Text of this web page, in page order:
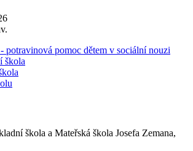
září 2025 bude probíhat výuka denně od 8:00
12:30 bude zajištěn dohled nad žáky, kteří
jsou přihlášeni do školní družiny.
přihláškou do ŠD).
škole platné potvrzení z Úřadu práce o
nouze. Tito zákonní zástupci budou dne 2.
škola a Mateřská škola Josefa Zemana,